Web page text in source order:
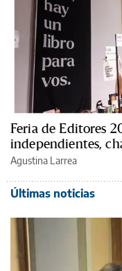
Feria de Editores
independientes,
Agustina Larrea
Últimas noticias